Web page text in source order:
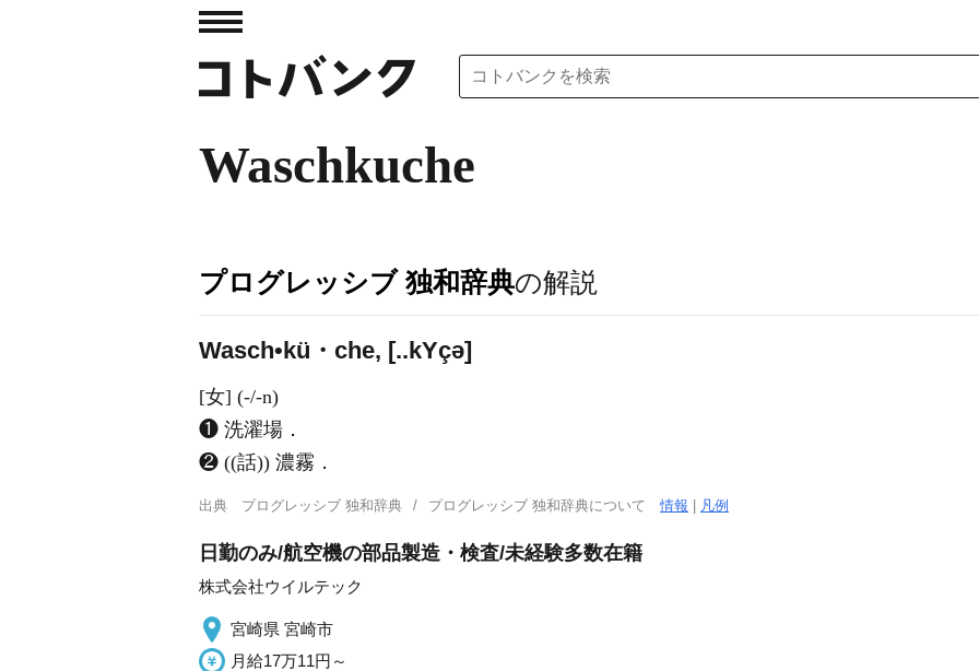
Waschkuche
プログレッシブ 独和辞典の解説
Wasch•kü・che, [..kYçə]
[女] (-/-n)
❶ 洗濯場．
❷ ((話)) 濃霧．
出典 プログレッシブ 独和辞典 プログレッシブ 独和辞典について情報 凡例
日勤のみ/航空機の部品製造・検査/未経験多数在籍
株式会社ウイルテック
宮崎県 宮崎市
月給17万11円～